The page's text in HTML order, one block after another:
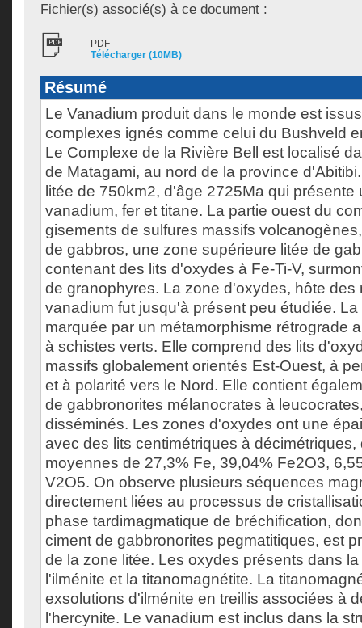
Fichier(s) associé(s) à ce document :
PDF
Télécharger (10MB)
Résumé
Le Vanadium produit dans le monde est
complexes ignés comme celui du Bushveld
Le Complexe de la Rivière Bell est localisé
de Matagami, au nord de la province
litée de 750km2, d'âge 2725Ma qui présente
vanadium, fer et titane. La partie ouest du
gisements de sulfures massifs
de gabbros, une zone supérieure litée de
contenant des lits d'oxydes à Fe-Ti-V,
de granophyres. La zone d'oxydes, hôte des
vanadium fut jusqu'à présent peu étudiée.
marquée par un métamorphisme rétrograde
à schistes verts. Elle comprend des lits
massifs globalement orientés Est-Ouest, à
et à polarité vers le Nord. Elle contient
de gabbronorites mélanocrates à
disséminés. Les zones d'oxydes ont une
avec des lits centimétriques à décimétriques,
moyennes de 27,3% Fe, 39,04% Fe2O3,
V2O5. On observe plusieurs séquences
directement liées au processus de
phase tardimagmatique de bréchification,
ciment de gabbronorites pegmatitiques, est
de la zone litée. Les oxydes présents dans
l'ilménite et la titanomagnétite. La
exsolutions d'ilménite en treillis associées à
l'hercynite. Le vanadium est inclus dans la